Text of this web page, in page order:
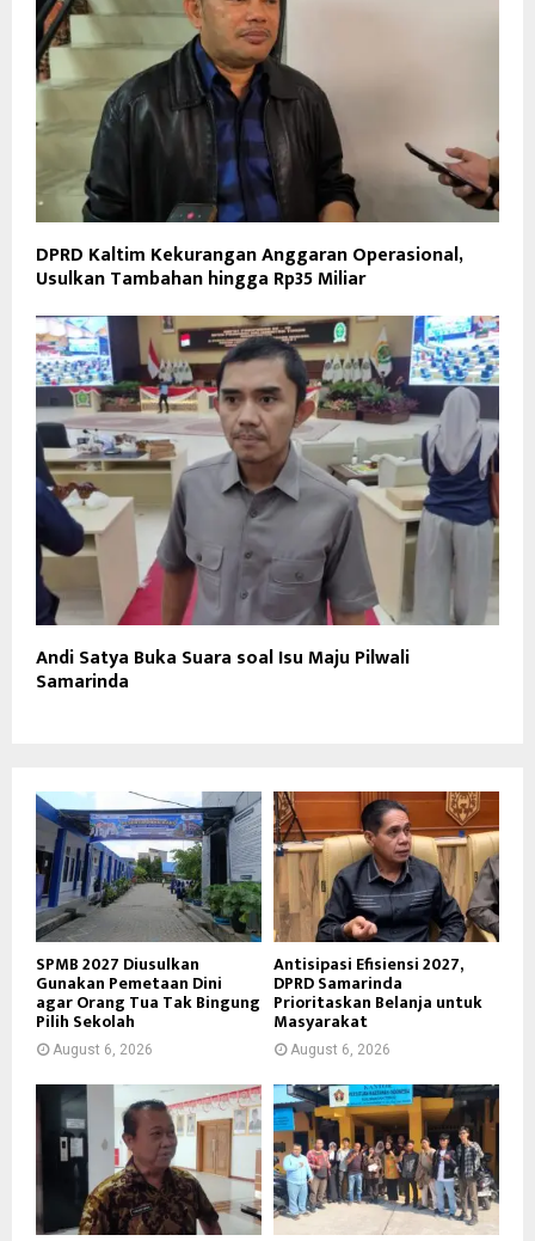
DPRD Kaltim Kekurangan Anggaran Operasional,
Usulkan Tambahan hingga Rp35 Miliar
Andi Satya Buka Suara soal Isu Maju Pilwali
Samarinda
SPMB 2027 Diusulkan
Gunakan Pemetaan Dini
agar Orang Tua Tak Bingung
Pilih Sekolah
August 6, 2026
Antisipasi Efisiensi 2027,
DPRD Samarinda
Prioritaskan Belanja untuk
Masyarakat
August 6, 2026